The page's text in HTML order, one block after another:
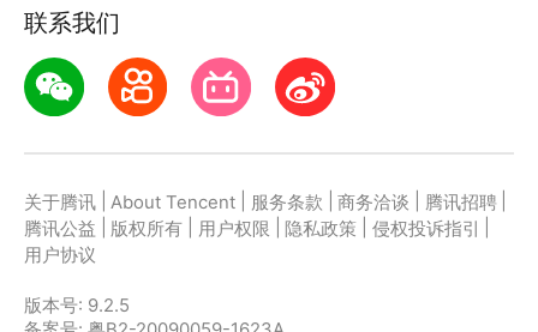
联系我们
关于腾讯 About Tencent 服务条款 商务洽谈 腾讯招聘
腾讯公益
版权所有 用户权限 隐私政策 侵权投诉指引
用户协议
版本号: 9.2.5